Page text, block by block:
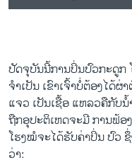
ປັດ​ຈຸ​ບັນ​ນີ້​ການ​ປິ່ນ​ປົວ​ກະ​ດູກ
ຈຳເປັນ ເຂົາ​ເຈົ້າ​ບໍ່​ຕ້ອງ​ໄດ້
ແຈວ ​ເປັນ​ເຊື້ອ ແຫລວ​ຄື​ກັບ​
ຖືກ​ອຸ​ປະ​ຕິ​ເຫດຈະມີ ການ​ຟ້ອ
ໂຮງ​ໝໍ​ຈະ​ໄດ້​ຮັບ​ຄ່າ​ປິ່ນ ​ປົ​ວ
ວ່າ: